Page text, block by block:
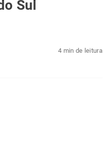
Sul
4 min de leitura